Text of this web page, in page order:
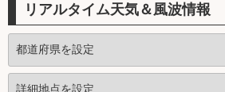
リアルタイム天気＆風波情報